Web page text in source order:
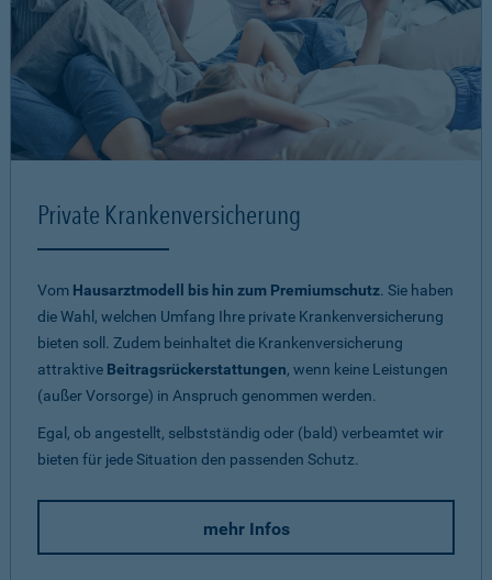
Private Krankenversicherung
Vom Hausarztmodell bis hin zum Premiumschutz. Sie haben
die Wahl, welchen Umfang Ihre private Krankenversicherung
bieten soll. Zudem beinhaltet die Krankenversicherung
attraktive Beitragsrückerstattungen, wenn keine Leistungen
(außer Vorsorge) in Anspruch genommen werden.
Egal, ob angestellt, selbstständig oder (bald) verbeamtet wir
bieten für jede Situation den passenden Schutz.
mehr Infos